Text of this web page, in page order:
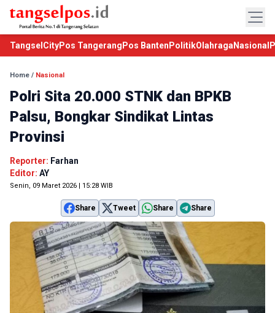
TangselCityPos Tangerang Pos Banten PolitikOlahraga Nasional
Home / Nasional
Polri Sita 20.000 STNK dan BPKB
Palsu, Bongkar Sindikat Lintas
Provinsi
Reporter: Farhan
Editor: AY
Senin, 09 Maret 2026 | 15:28 WIB
Share Tweet Share Share